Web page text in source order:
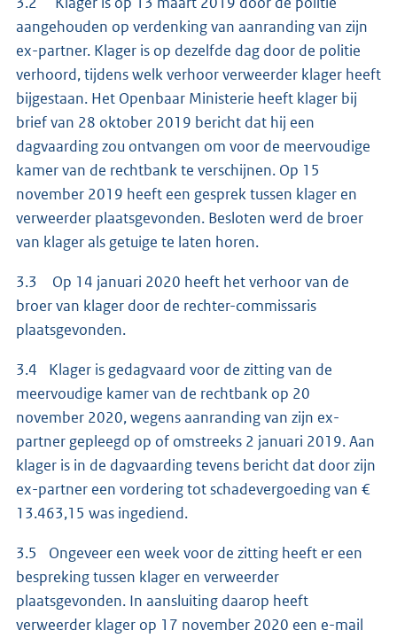
aangehouden op verdenking van aanranding van zijn
ex-partner. Klager is op dezelfde dag door de politie
verhoord, tijdens welk verhoor verweerder klager heeft
bijgestaan. Het Openbaar Ministerie heeft klager bij
brief van 28 oktober 2019 bericht dat hij een
dagvaarding zou ontvangen om voor de meervoudige
kamer van de rechtbank te verschijnen. Op 15
november 2019 heeft een gesprek tussen klager en
verweerder plaatsgevonden. Besloten werd de broer
van klager als getuige te laten horen.
3.3 Op 14 januari 2020 heeft het verhoor van de
broer van klager door de rechter-commissaris
plaatsgevonden.
3.4 Klager is gedagvaard voor de zitting van de
meervoudige kamer van de rechtbank op 20
november 2020, wegens aanranding van zijn ex-
partner gepleegd op of omstreeks 2 januari 2019. Aan
klager is in de dagvaarding tevens bericht dat door zijn
ex-partner een vordering tot schadevergoeding van €
13.463,15 was ingediend.
3.5 Ongeveer een week voor de zitting heeft er een
bespreking tussen klager en verweerder
plaatsgevonden. In aansluiting daarop heeft
verweerder klager op 17 november 2020 een e-mail